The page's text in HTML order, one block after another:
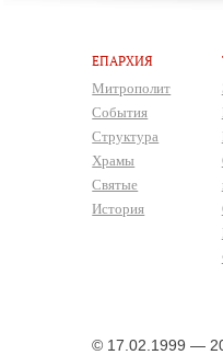
ЕПАРХИЯ
Митрополит
События
Структура
Храмы
Святые
История
© 17.02.1999 —